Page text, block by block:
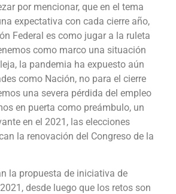
por mencionar, que en el tema
expectativa con cada cierre año,
Federal es como jugar a la ruleta
como marco una situación
la pandemia ha expuesto aún
como Nación, no para el cierre
una severa pérdida del empleo
en puerta como preámbulo, un
en el 2021, las elecciones
la renovación del Congreso de la
la propuesta de iniciativa de
desde luego que los retos son